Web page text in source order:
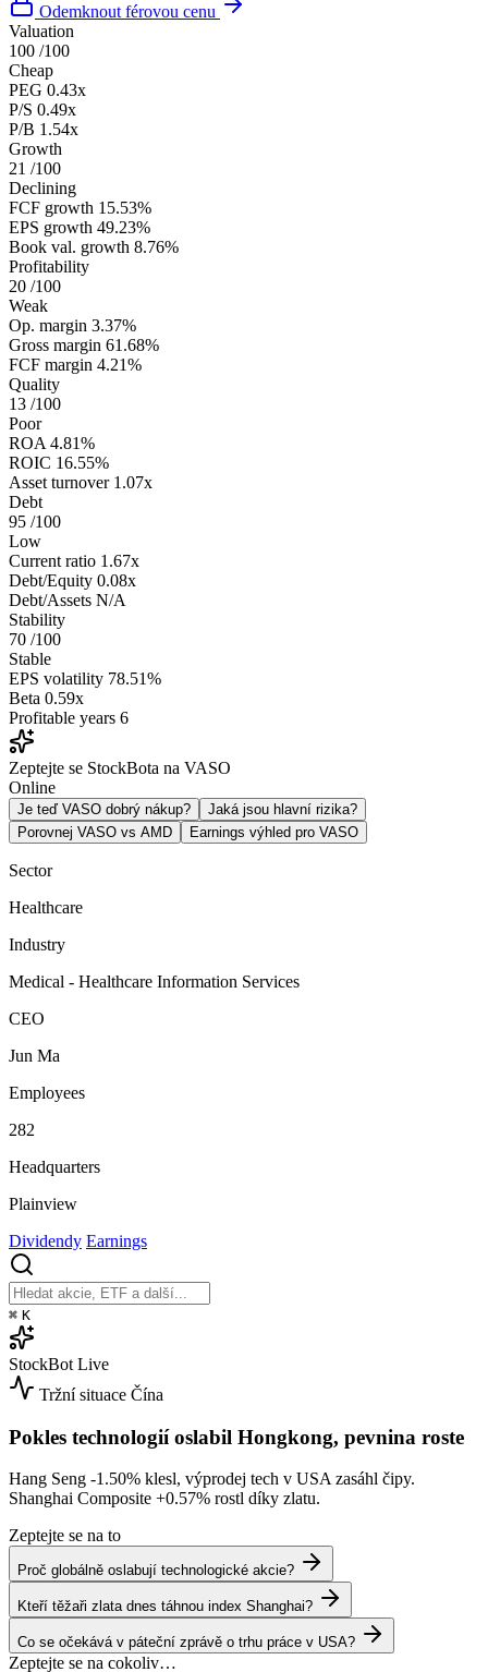
Odemknout férovou cenu
Valuation
100 /100
Cheap
PEG 0.43x
P/S 0.49x
P/B 1.54x
Growth
21 /100
Declining
FCF growth 15.53%
EPS growth 49.23%
Book val. growth 8.76%
Profitability
20 /100
Weak
Op. margin 3.37%
Gross margin 61.68%
FCF margin 4.21%
Quality
13 /100
Poor
ROA 4.81%
ROIC 16.55%
Asset turnover 1.07x
Debt
95 /100
Low
Current ratio 1.67x
Debt/Equity 0.08x
Debt/Assets N/A
Stability
70 /100
Stable
EPS volatility 78.51%
Beta 0.59x
Profitable years 6
Zeptejte se StockBota na VASO
Online
Je teď VASO dobrý nákup?
Jaká jsou hlavní rizika?
Porovnej VASO vs AMD
Earnings výhled pro VASO
Sector
Healthcare
Industry
Medical - Healthcare Information Services
CEO
Jun Ma
Employees
282
Headquarters
Plainview
Dividendy Earnings
⌘ K
StockBot Live
Tržní situace Čína
Pokles technologií oslabil Hongkong, pevnina roste
Hang Seng -1.50% klesl, výprodej tech v USA zasáhl čipy.
Shanghai Composite +0.57% rostl díky zlatu.
Zeptejte se na to
Proč globálně oslabují technologické akcie?
Kteří těžaři zlata dnes táhnou index Shanghai?
Co se očekává v páteční zprávě o trhu práce v USA?